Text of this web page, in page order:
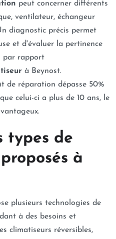
peut concerner différents
ventilateur, échangeur
diagnostic précis permet
et d'évaluer la pertinence
par rapport
à Beynost.
de réparation dépasse 50%
celui-ci a plus de 10 ans, le
types de
à
plusieurs technologies de
à des besoins et
climatiseurs réversibles,